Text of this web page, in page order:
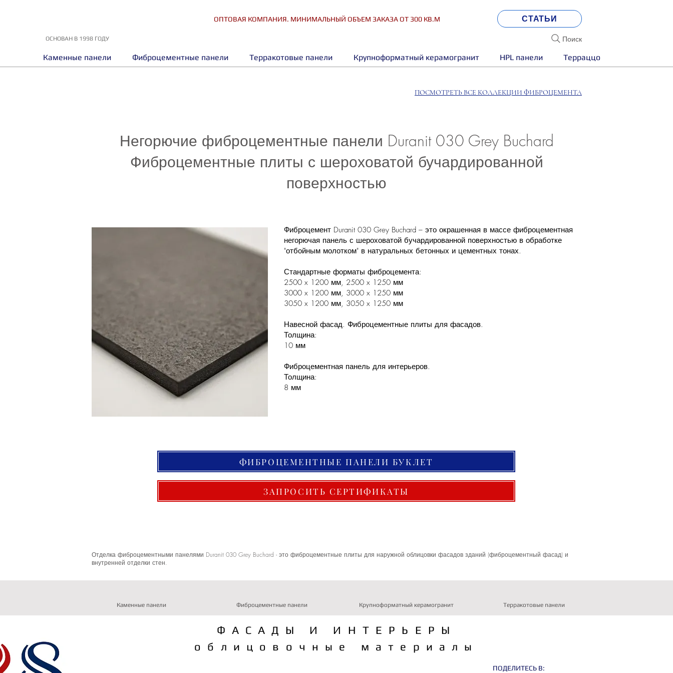
ОСНОВАН В 1998 ГОДУ
ОПТОВАЯ КОМПАНИЯ. МИНИМАЛЬНЫЙ ОБЪЕМ ЗАКАЗА ОТ 300 КВ.М СТАТЬИ
Поиск
Каменные панели
Фиброцементные панели Терракотовые панели Крупноформатный керамогранит HPL панели Терраццо
ПОСМОТРЕТЬ ВСЕ КОЛЛЕКЦИИ ФИБРОЦЕМЕНТА
Негорючие фиброцементные панели Duranit 030 Grey Buchard
Фиброцементные плиты с шероховатой бучардированной
поверхностью
Фиброцемент Duranit 030 Grey Buchard – это окрашенная в массе фиброцементная
негорючая панель с шероховатой бучардированной поверхностью в обработке
"отбойным молотком" в натуральных бетонных и цементных тонах.
Стандартные форматы фиброцемента:
2500 x 1200 мм, 2500 x 1250 мм
3000 x 1200 мм, 3000 x 1250 мм
3050 x 1200 мм, 3050 x 1250 мм
Навесной фасад. Фиброцементные плиты для фасадов.
Толщина:
10 мм
Фиброцементная панель для интерьеров.
Толщина:
8 мм
ФИБРОЦЕМЕНТНЫЕ ПАНЕЛИ БУКЛЕТ
ЗАПРОСИТЬ СЕРТИФИКАТЫ
Отделка фиброцементными панелями Duranit 030 Grey Buchard - это фиброцементные плиты для наружной облицовки фасадов зданий (фиброцементный фасад) и
внутренней отделки стен.
Каменные панели Фиброцементные панели Крупноформатный керамогранит Терракотовые панели
ФАСАДЫ И ИНТЕРЬЕРЫ
облицовочные материалы
ПОДЕЛИТЕСЬ В: